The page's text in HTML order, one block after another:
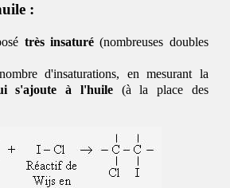
:
très insaturé(nombreuses doubles
d'insaturations, en mesurant la
s'ajoute à l'huile(à la place des